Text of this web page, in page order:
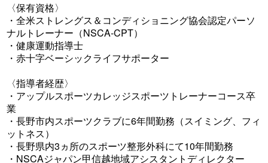
〈保有資格〉
・全米ストレングス＆コンディショニング協会認定パーソ
ナルトレーナー（NSCA‐CPT）
・健康運動指導士
・赤十字ベーシックライフサポーター
〈指導者経歴〉
・アップルスポーツカレッジスポーツトレーナーコース卒
業
・長野市内スポーツクラブに6年間勤務（スイミング、フィ
ットネス）
・長野県内3ヵ所のスポーツ整形外科にて10年間勤務
・NSCAジャパン甲信越地域アシスタントディレクター